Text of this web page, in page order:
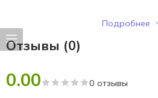
Подробнее
Отзывы (0)
0.00 0 отзывы